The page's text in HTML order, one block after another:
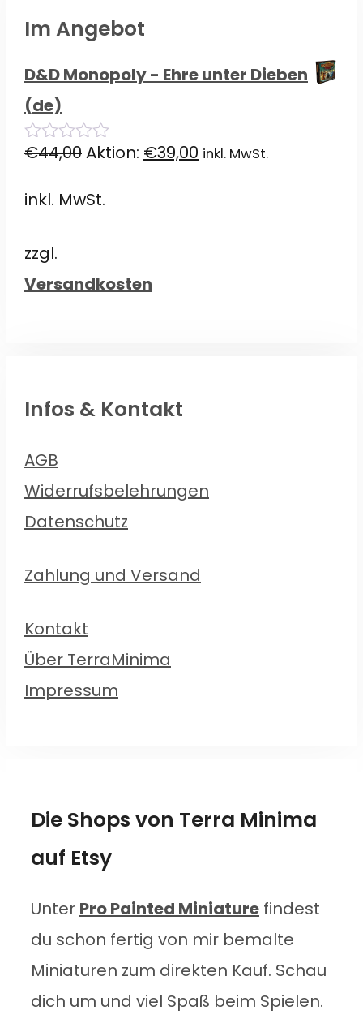
Im Angebot
D&D Monopoly - Ehre unter Dieben
(de)
0
€44,00Ursprünglicher
war:
Aktion: €39,00 Aktueller
inkl. MwSt.
inkl. MwSt.
zzgl.
Versandkosten
Infos & Kontakt
AGB
Widerrufsbelehrungen
Datenschutz
Zahlung und Versand
Kontakt
Über TerraMinima
Impressum
Die Shops von Terra Minima
auf Etsy
Unter Pro Painted Miniature findest
du schon fertig von mir bemalte
Miniaturen zum direkten Kauf. Schau
dich um und viel Spaß beim Spielen.